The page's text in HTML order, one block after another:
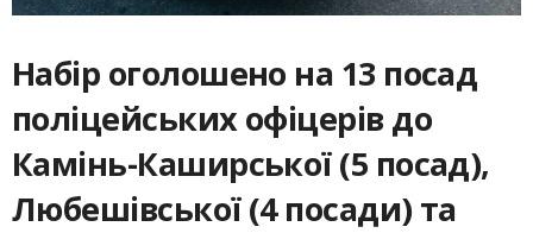
Набір оголошено на 13 посад
поліцейських офіцерів до
Камінь-Каширської (5 посад),
Любешівської (4 посади) та